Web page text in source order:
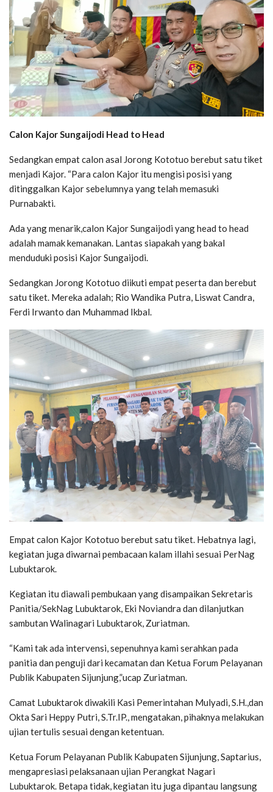
Calon Kajor Sungaijodi Head to Head
Sedangkan empat calon asal Jorong Kototuo berebut satu tiket
menjadi Kajor. “Para calon Kajor itu mengisi posisi yang
ditinggalkan Kajor sebelumnya yang telah memasuki
Purnabakti.
Ada yang menarik,calon Kajor Sungaijodi yang head to head
adalah mamak kemanakan. Lantas siapakah yang bakal
menduduki posisi Kajor Sungaijodi.
Sedangkan Jorong Kototuo diikuti empat peserta dan berebut
satu tiket. Mereka adalah; Rio Wandika Putra, Liswat Candra,
Ferdi Irwanto dan Muhammad Ikbal.
Empat calon Kajor Kototuo berebut satu tiket. Hebatnya lagi,
kegiatan juga diwarnai pembacaan kalam illahi sesuai PerNag
Lubuktarok.
Kegiatan itu diawali pembukaan yang disampaikan Sekretaris
Panitia/SekNag Lubuktarok, Eki Noviandra dan dilanjutkan
sambutan Walinagari Lubuktarok, Zuriatman.
“Kami tak ada intervensi, sepenuhnya kami serahkan pada
panitia dan penguji dari kecamatan dan Ketua Forum Pelayanan
Publik Kabupaten Sijunjung,”ucap Zuriatman.
Camat Lubuktarok diwakili Kasi Pemerintahan Mulyadi, S.H.,dan
Okta Sari Heppy Putri, S.Tr.IP., mengatakan, pihaknya melakukan
ujian tertulis sesuai dengan ketentuan.
Ketua Forum Pelayanan Publik Kabupaten Sijunjung, Saptarius,
mengapresiasi pelaksanaan ujian Perangkat Nagari
Lubuktarok. Betapa tidak, kegiatan itu juga dipantau langsung